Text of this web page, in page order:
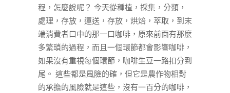
程，怎麼說呢？ 今天從種植，採集，分類，
處理，存放，運送，存放，烘焙，萃取，到末
端消費者口中的那一口咖啡，原來前面有那麼
多繁瑣的過程，而且一個環節都會影響咖啡，
如果沒有重視每個環節，咖啡生豆一路扣分到
尾。 這些都是風險的確，但它是農作物相對
的承擔的風險就是這些，沒有一百分的咖啡，